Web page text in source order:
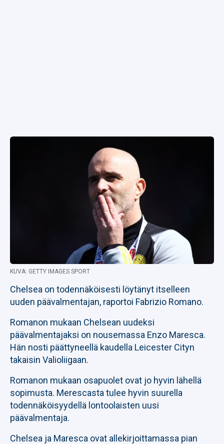
KUVA: GETTY IMAGES SPORT
Chelsea on todennäköisesti löytänyt itselleen
uuden päävalmentajan, raportoi Fabrizio Romano.
Romanon mukaan Chelsean uudeksi
päävalmentajaksi on nousemassa Enzo Maresca.
Hän nosti päättyneellä kaudella Leicester Cityn
takaisin Valioliigaan.
Romanon mukaan osapuolet ovat jo hyvin lähellä
sopimusta. Merescasta tulee hyvin suurella
todennäköisyydellä lontoolaisten uusi
päävalmentaja.
Chelsea ja Maresca ovat allekirjoittamassa pian